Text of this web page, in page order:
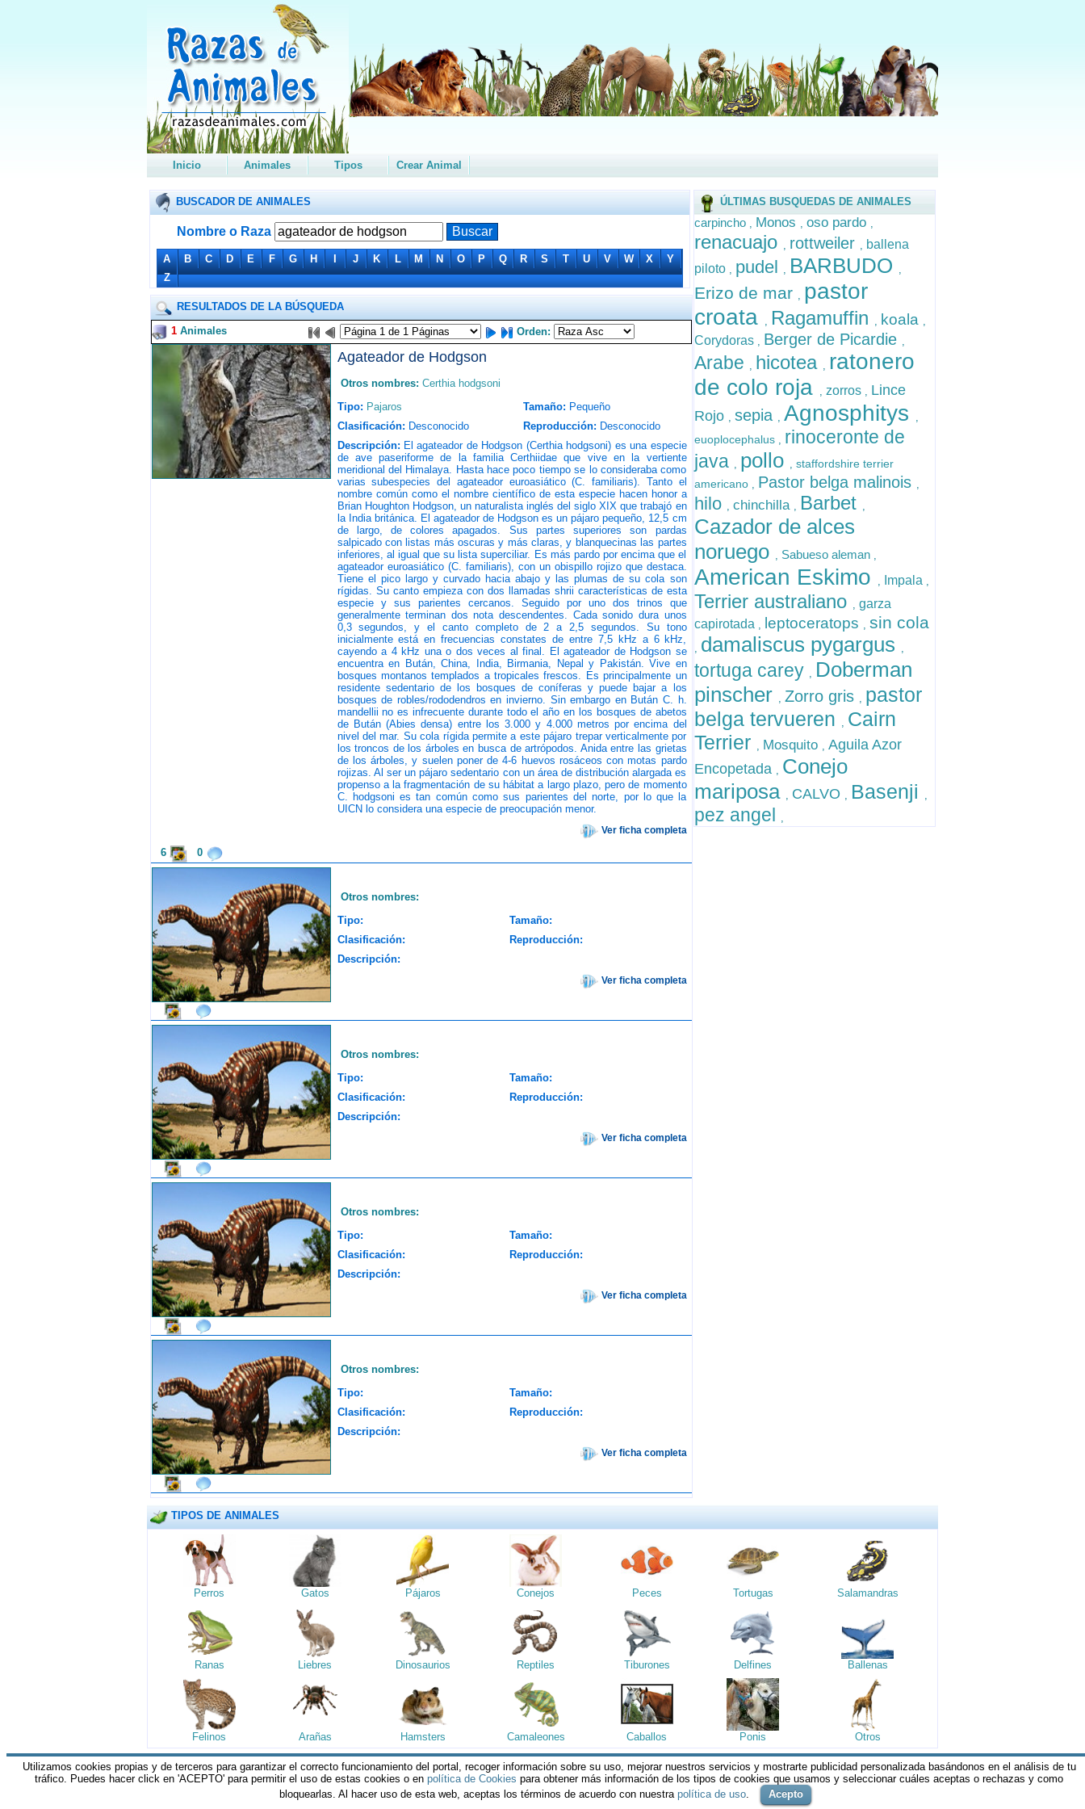
Utilizamos cookies propias y de terceros para garantizar el correcto funcionamiento del portal, recoger información sobre su uso, mejorar nuestros servicios y mostrarte publicidad personalizada basándonos en el análisis de tu
tráfico. Puedes hacer click en 'ACEPTO' para permitir el uso de estas cookies o en política de Cookies para obtener más información de los tipos de cookies que usamos y seleccionar cuáles aceptas o rechazas y como
bloquearlas. Al hacer uso de esta web, aceptas los términos de acuerdo con nuestra política de uso. Acepto
Inicio Animales Tipos Crear Animal
BUSCADOR DE ANIMALES
Nombre o Raza
A B C D E F G H I J K L M N O P Q R S T U V W X
Y
Z
ÚLTIMAS BUSQUEDAS DE ANIMALES
carpincho , Monos , oso pardo ,
renacuajo , rottweiler , ballena
piloto , pudel , BARBUDO ,
Erizo de mar , pastor
croata , Ragamuffin , koala ,
Corydoras , Berger de Picardie ,
Arabe , hicotea , ratonero
de colo roja , zorros , Lince
Rojo , sepia , Agnosphitys ,
euoplocephalus , rinoceronte de
java , pollo , staffordshire terrier
americano , Pastor belga malinois ,
hilo , chinchilla , Barbet ,
Cazador de alces
noruego , Sabueso aleman ,
American Eskimo , Impala ,
Terrier australiano , garza
capirotada , leptoceratops , sin cola
, damaliscus pygargus ,
tortuga carey , Doberman
pinscher , Zorro gris , pastor
belga tervueren , Cairn
Terrier , Mosquito , Aguila Azor
Encopetada , Conejo
mariposa , CALVO , Basenji ,
pez angel ,
RESULTADOS DE LA BÚSQUEDA
1Animales Orden:
Agateador de Hodgson
Otros nombres: Certhia hodgsoni
Tipo: Pajaros Tamaño: Pequeño
Clasificación: Desconocido Reproducción: Desconocido
Descripción: El agateador de Hodgson (Certhia hodgsoni)​ es una especie
de ave paseriforme de la familia Certhiidae que vive en la vertiente
meridional del Himalaya. Hasta hace poco tiempo se lo consideraba como
varias subespecies del agateador euroasiático (C. familiaris). Tanto el
nombre común como el nombre científico de esta especie hacen honor a
Brian Houghton Hodgson, un naturalista inglés del siglo XIX que trabajó en
la India británica. El agateador de Hodgson es un pájaro pequeño, 12,5 cm
de largo, de colores apagados. Sus partes superiores son pardas
salpicado con listas más oscuras y más claras, y blanquecinas las partes
inferiores, al igual que su lista superciliar. Es más pardo por encima que el
agateador euroasiático (C. familiaris), con un obispillo rojizo que destaca.
Tiene el pico largo y curvado hacia abajo y las plumas de su cola son
rígidas. Su canto empieza con dos llamadas shrii características de esta
especie y sus parientes cercanos. Seguido por uno dos trinos que
generalmente terminan dos nota descendentes. Cada sonido dura unos
0,3 segundos, y el canto completo de 2 a 2,5 segundos. Su tono
inicialmente está en frecuencias constates de entre 7,5 kHz a 6 kHz,
cayendo a 4 kHz una o dos veces al final. El agateador de Hodgson se
encuentra en Bután, China, India, Birmania, Nepal y Pakistán. Vive en
bosques montanos templados a tropicales frescos. Es principalmente un
residente sedentario de los bosques de coníferas y puede bajar a los
bosques de robles/rododendros en invierno. Sin embargo en Bután C. h.
mandellii no es infrecuente durante todo el año en los bosques de abetos
de Bután (Abies densa) entre los 3.000 y 4.000 metros por encima del
nivel del mar. Su cola rígida permite a este pájaro trepar verticalmente por
los troncos de los árboles en busca de artrópodos. Anida entre las grietas
de los árboles, y suelen poner de 4-6 huevos rosáceos con motas pardo
rojizas. Al ser un pájaro sedentario con un área de distribución alargada es
propenso a la fragmentación de su hábitat a largo plazo, pero de momento
C. hodgsoni es tan común como sus parientes del norte, por lo que la
UICN lo considera una especie de preocupación menor.
Ver ficha completa
6 0
Otros nombres:
Tipo:
Tamaño:
Clasificación:
Reproducción:
Descripción:
Ver ficha completa
Otros nombres:
Tipo:
Tamaño:
Clasificación:
Reproducción:
Descripción:
Ver ficha completa
Otros nombres:
Tipo:
Tamaño:
Clasificación:
Reproducción:
Descripción:
Ver ficha completa
Otros nombres:
Tipo:
Tamaño:
Clasificación:
Reproducción:
Descripción:
Ver ficha completa
TIPOS DE ANIMALES
Perros Gatos Pájaros Conejos Peces Tortugas Salamandras
Ranas Liebres Dinosaurios Reptiles Tiburones Delfines Ballenas
Felinos Arañas Hamsters Camaleones Caballos Ponis Otros
HGM Network.com|| Todos los derechos reservados || Al visitar estas páginas, se entiende que acepta losTerminos y Condiciones de nuestros servicios y
política de Privacidad y es mayor de edad en su Pais.